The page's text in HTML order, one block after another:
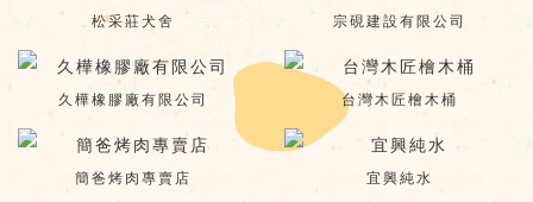
松采莊犬舍 宗硯建設有限公司
久樺橡膠廠有限公司 台灣木匠檜木桶
簡爸烤肉專賣店 宜興純水